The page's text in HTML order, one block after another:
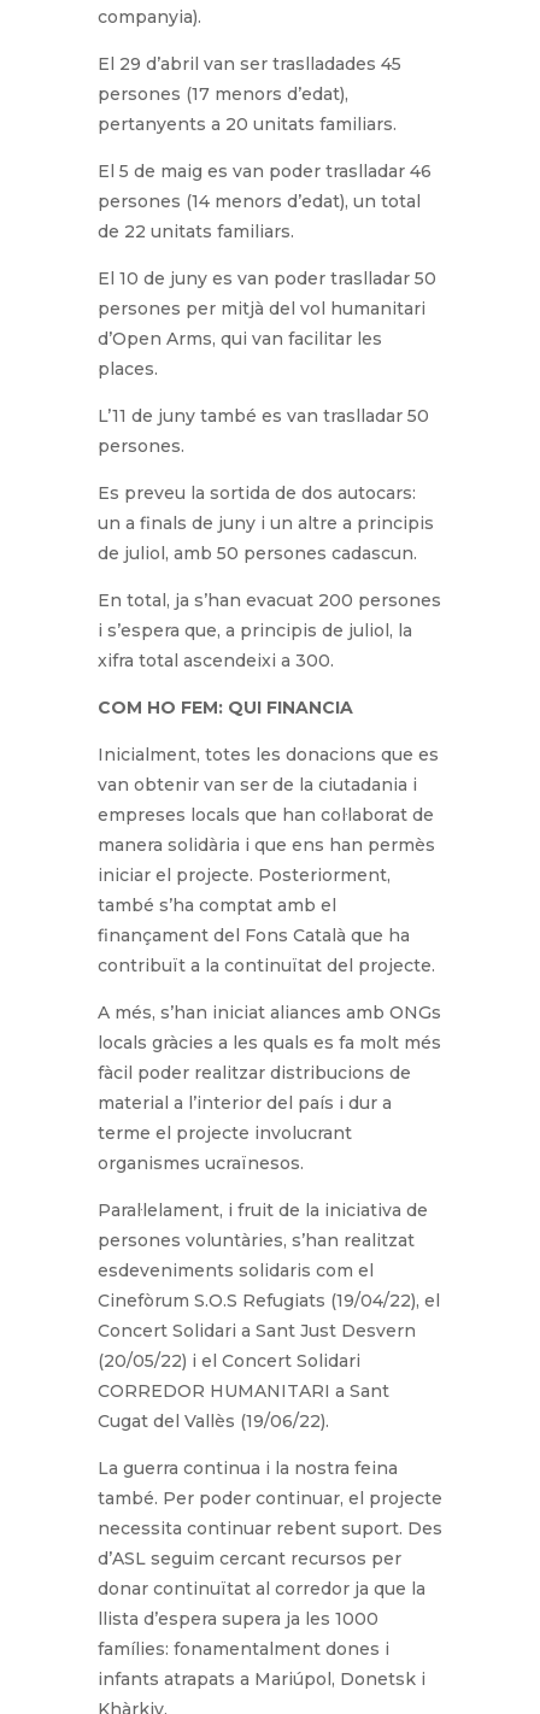
companyia).
El 29 d’abril van ser traslladades 45
persones (17 menors d’edat),
pertanyents a 20 unitats familiars.
El 5 de maig es van poder traslladar 46
persones (14 menors d’edat), un total
de 22 unitats familiars.
El 10 de juny es van poder traslladar 50
persones per mitjà del vol humanitari
d’Open Arms, qui van facilitar les
places.
L’11 de juny també es van traslladar 50
persones.
Es preveu la sortida de dos autocars:
un a finals de juny i un altre a principis
de juliol, amb 50 persones cadascun.
En total, ja s’han evacuat 200 persones
i s’espera que, a principis de juliol, la
xifra total ascendeixi a 300.
COM HO FEM: QUI FINANCIA
Inicialment, totes les donacions que es
van obtenir van ser de la ciutadania i
empreses locals que han col·laborat de
manera solidària i que ens han permès
iniciar el projecte. Posteriorment,
també s’ha comptat amb el
finançament del Fons Català que ha
contribuït a la continuïtat del projecte.
A més, s’han iniciat aliances amb ONGs
locals gràcies a les quals es fa molt més
fàcil poder realitzar distribucions de
material a l’interior del país i dur a
terme el projecte involucrant
organismes ucraïnesos.
Paral·lelament, i fruit de la iniciativa de
persones voluntàries, s’han realitzat
esdeveniments solidaris com el
Cinefòrum S.O.S Refugiats (19/04/22), el
Concert Solidari a Sant Just Desvern
(20/05/22) i el Concert Solidari
CORREDOR HUMANITARI a Sant
Cugat del Vallès (19/06/22).
La guerra continua i la nostra feina
també. Per poder continuar, el projecte
necessita continuar rebent suport. Des
d’ASL seguim cercant recursos per
donar continuïtat al corredor ja que la
llista d’espera supera ja les 1000
famílies: fonamentalment dones i
infants atrapats a Mariúpol, Donetsk i